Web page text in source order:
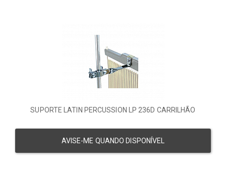
SUPORTE LATIN PERCUSSION LP 236D CARRILHÃO
AVISE-ME QUANDO DISPONÍVEL